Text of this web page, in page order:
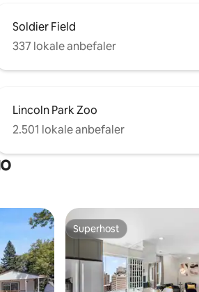
Soldier Field
337 lokale anbefaler
Lincoln Park Zoo
2.501 lokale anbefaler
Superhost
Superhost